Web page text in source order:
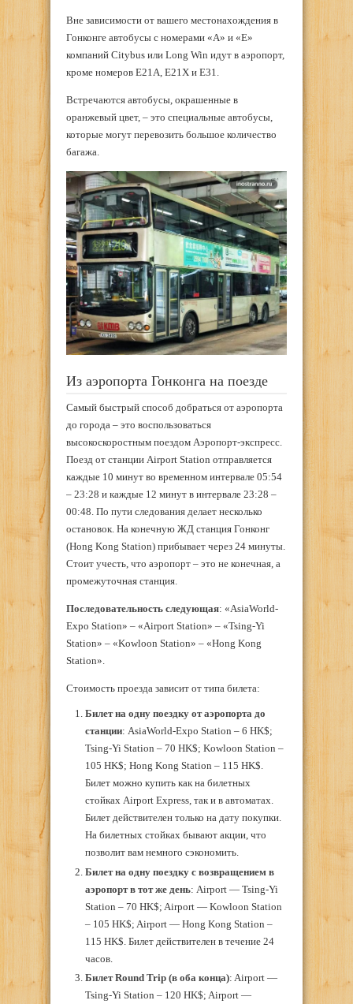
Вне зависимости от вашего местонахождения в
Гонконге автобусы с номерами «A» и «E»
компаний Citybus или Long Win идут в аэропорт,
кроме номеров E21A, E21X и E31.
Встречаются автобусы, окрашенные в
оранжевый цвет, – это специальные автобусы,
которые могут перевозить большое количество
багажа.
Из аэропорта Гонконга на поезде
Самый быстрый способ добраться от аэропорта
до города – это воспользоваться
высокоскоростным поездом Аэропорт-экспресс.
Поезд от станции Airport Station отправляется
каждые 10 минут во временном интервале 05:54
– 23:28 и каждые 12 минут в интервале 23:28 –
00:48. По пути следования делает несколько
остановок. На конечную ЖД станция Гонконг
(Hong Kong Station) прибывает через 24 минуты.
Стоит учесть, что аэропорт – это не конечная, а
промежуточная станция.
Последовательность следующая: «AsiaWorld-
Expo Station» – «Airport Station» – «Tsing-Yi
Station» – «Kowloon Station» – «Hong Kong
Station».
Стоимость проезда зависит от типа билета:
Билет на одну поездку от аэропорта до
станции: AsiaWorld-Expo Station – 6 HK$;
Tsing-Yi Station – 70 HK$; Kowloon Station –
105 HK$; Hong Kong Station – 115 HK$.
Билет можно купить как на билетных
стойках Airport Express, так и в автоматах.
Билет действителен только на дату покупки.
На билетных стойках бывают акции, что
позволит вам немного сэкономить.
Билет на одну поездку с возвращением в
аэропорт в тот же день: Airport — Tsing-Yi
Station – 70 HK$; Airport — Kowloon Station
– 105 HK$; Airport — Hong Kong Station –
115 HK$. Билет действителен в течение 24
часов.
Билет Round Trip (в оба конца): Airport —
Tsing-Yi Station – 120 HK$; Airport —